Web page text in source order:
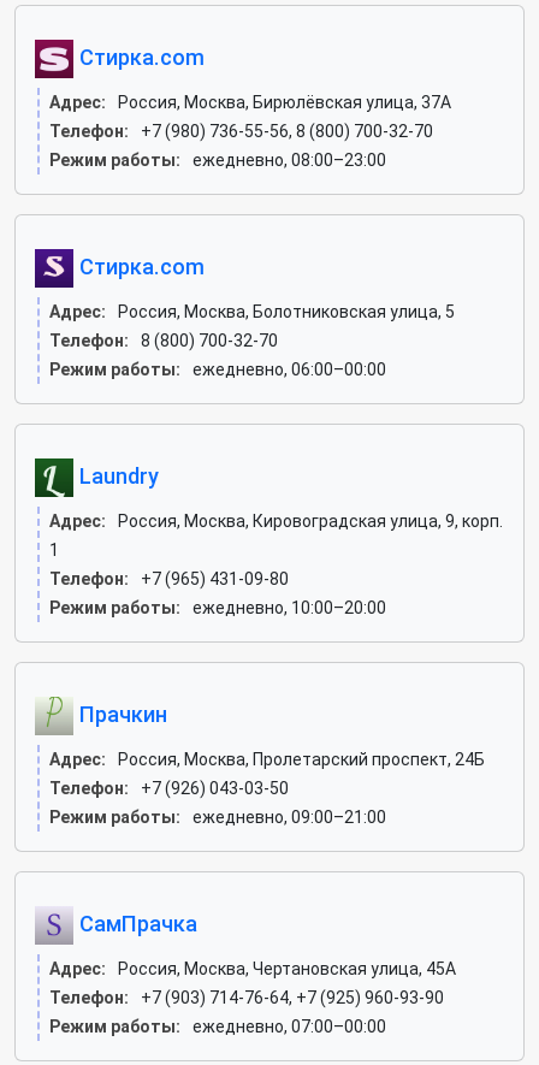
Стирка.com
Адрес:
Россия, Москва, Бирюлёвская улица, 37А
Телефон:
+7 (980) 736-55-56, 8 (800) 700-32-70
Режим работы:
ежедневно, 08:00–23:00
Стирка.com
Адрес:
Россия, Москва, Болотниковская улица, 5
Телефон:
8 (800) 700-32-70
Режим работы:
ежедневно, 06:00–00:00
Laundry
Адрес:
Россия, Москва, Кировоградская улица, 9, корп.
1
Телефон:
+7 (965) 431-09-80
Режим работы:
ежедневно, 10:00–20:00
Прачкин
Адрес:
Россия, Москва, Пролетарский проспект, 24Б
Телефон:
+7 (926) 043-03-50
Режим работы:
ежедневно, 09:00–21:00
СамПрачка
Адрес:
Россия, Москва, Чертановская улица, 45А
Телефон:
+7 (903) 714-76-64, +7 (925) 960-93-90
Режим работы:
ежедневно, 07:00–00:00